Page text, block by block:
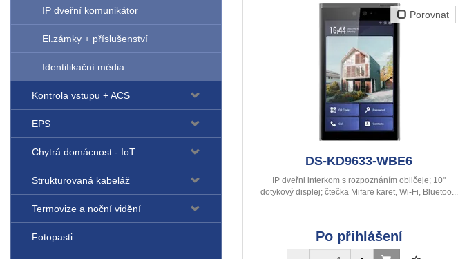
IP dveřní komunikátor
El.zámky + příslušenství
Identifikační média
Kontrola vstupu + ACS
EPS
Chytrá domácnost - IoT
Strukturovaná kabeláž
Termovize a noční vidění
Fotopasti
Porovnat
DS-KD9633-WBE6
IP dveřni interkom s rozpoznáním obličeje; 10"
dotykový displej; čtečka Mifare karet, Wi-Fi, Bluetoo...
Po přihlášení